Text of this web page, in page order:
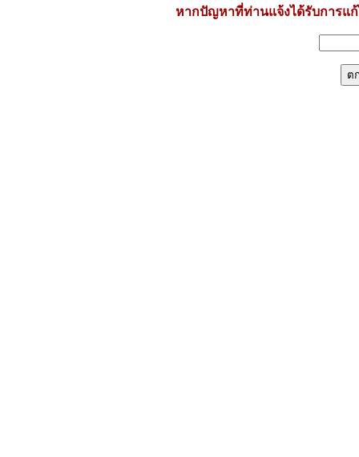
หากปัญหาที่ท่านแจ้งได้รับการแ